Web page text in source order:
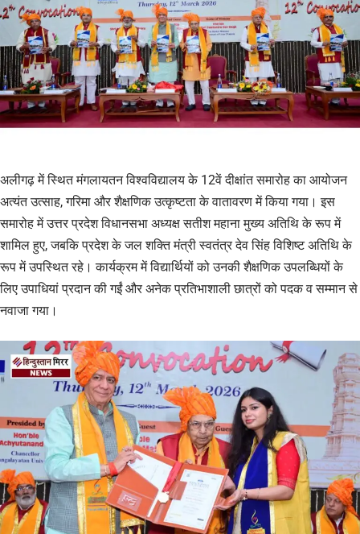
अलीगढ़ में स्थित मंगलायतन विश्वविद्यालय के 12वें दीक्षांत समारोह का आयोजन
अत्यंत उत्साह, गरिमा और शैक्षणिक उत्कृष्टता के वातावरण में किया गया। इस
समारोह में उत्तर प्रदेश विधानसभा अध्यक्ष सतीश महाना मुख्य अतिथि के रूप में
शामिल हुए, जबकि प्रदेश के जल शक्ति मंत्री स्वतंत्र देव सिंह विशिष्ट अतिथि के
रूप में उपस्थित रहे। कार्यक्रम में विद्यार्थियों को उनकी शैक्षणिक उपलब्धियों के
लिए उपाधियां प्रदान की गईं और अनेक प्रतिभाशाली छात्रों को पदक व सम्मान से
नवाजा गया।